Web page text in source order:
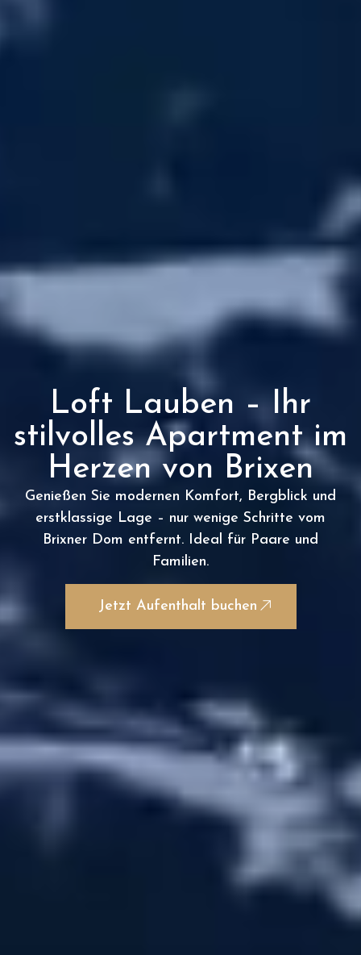
Loft Lauben – Ihr
stilvolles Apartment im
Herzen von Brixen
Genießen Sie modernen Komfort, Bergblick und
erstklassige Lage – nur wenige Schritte vom
Brixner Dom entfernt. Ideal für Paare und
Familien.
Jetzt Aufenthalt buchen